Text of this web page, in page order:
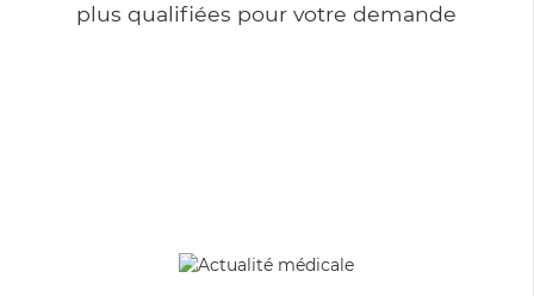
plus qualifiées pour votre demande